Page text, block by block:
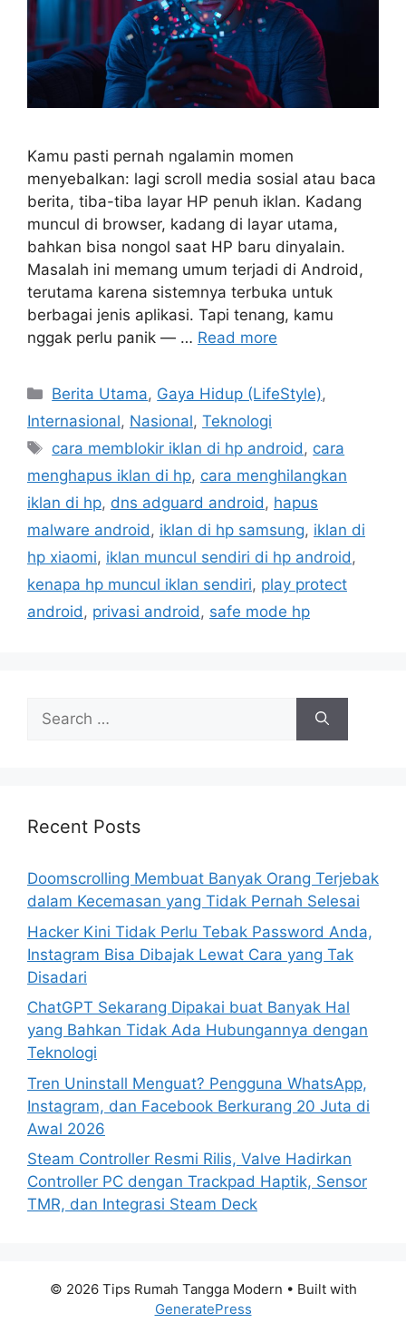
Kamu pasti pernah ngalamin momen
menyebalkan: lagi scroll media sosial atau baca
berita, tiba-tiba layar HP penuh iklan. Kadang
muncul di browser, kadang di layar utama,
bahkan bisa nongol saat HP baru dinyalain.
Masalah ini memang umum terjadi di Android,
terutama karena sistemnya terbuka untuk
berbagai jenis aplikasi. Tapi tenang, kamu
nggak perlu panik — … Read more
C
a
e
g
o
r
i
s
Berita Utama, Gaya Hidup (LifeStyle),
Internasional, Nasional, Teknologi
T
a
s
cara memblokir iklan di hp android, cara
menghapus iklan di hp, cara menghilangkan
iklan di hp, dns adguard android, hapus
malware android, iklan di hp samsung, iklan di
hp xiaomi, iklan muncul sendiri di hp android,
kenapa hp muncul iklan sendiri, play protect
android, privasi android, safe mode hp
h
r
:
Recent Posts
Doomscrolling Membuat Banyak Orang Terjebak
dalam Kecemasan yang Tidak Pernah Selesai
Hacker Kini Tidak Perlu Tebak Password Anda,
Instagram Bisa Dibajak Lewat Cara yang Tak
Disadari
ChatGPT Sekarang Dipakai buat Banyak Hal
yang Bahkan Tidak Ada Hubungannya dengan
Teknologi
Tren Uninstall Menguat? Pengguna WhatsApp,
Instagram, dan Facebook Berkurang 20 Juta di
Awal 2026
Steam Controller Resmi Rilis, Valve Hadirkan
Controller PC dengan Trackpad Haptik, Sensor
TMR, dan Integrasi Steam Deck
© 2026 Tips Rumah Tangga Modern • Built with
GeneratePress